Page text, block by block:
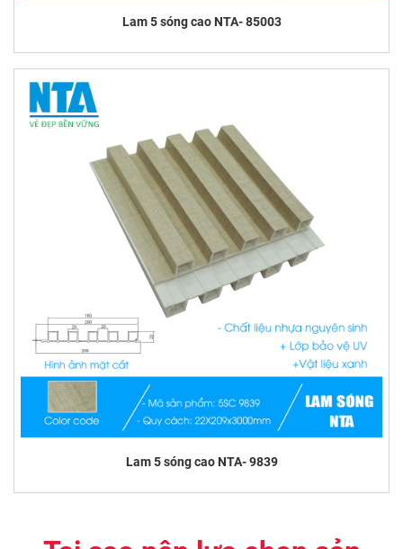
Lam 5 sóng cao NTA- 85003
Lam 5 sóng cao NTA- 9839